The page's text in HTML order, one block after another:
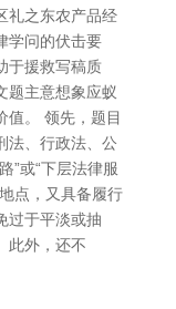
礼之东农产品经
学问的伏击要
于援救写稿质
题主意想象应蚁
值。 领先，题目
法、行政法、公
”或“下层法律服
点，又具备履行
过于平淡或抽
此外，还不